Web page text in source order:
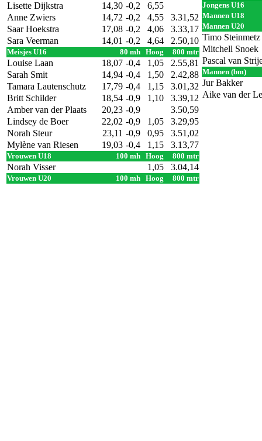
Lisette Dijkstra
14,30 -0,2
6,55
Anne Zwiers
14,72 -0,2 4,55
3.31,52
Saar Hoekstra
17,08 -0,2 4,06
3.33,17
Sara Veerman
14,01 -0,2 4,64 2.50,10
Meisjes U16 80 mh Hoog 800 mtr
Louise Laan 18,07 -0,4 1,05
2.55,81
Sarah Smit
14,94 -0,4 1,50
2.42,88
Tamara Lautenschutz
17,79 -0,4 1,15
3.01,32
Britt Schilder
18,54 -0,9 1,10
3.39,12
Amber van der Plaats
20,23 -0,9
3.50,59
Lindsey de Boer
22,02 -0,9 1,05
3.29,95
Norah Steur
23,11 -0,9 0,95
3.51,02
Mylène van Riesen
19,03 -0,4 1,15 3.13,77
Vrouwen U18 100 mh Hoog 800 mtr
Norah Visser 1,05 3.04,14
Vrouwen U20 100 mh Hoog 800 mtr
Jongens U16
Mannen U18
Mannen U20
Timo Steinmetz
Mitchell Snoek
Pascal van
Mannen (bm)
Jur Bakker
Aike van der